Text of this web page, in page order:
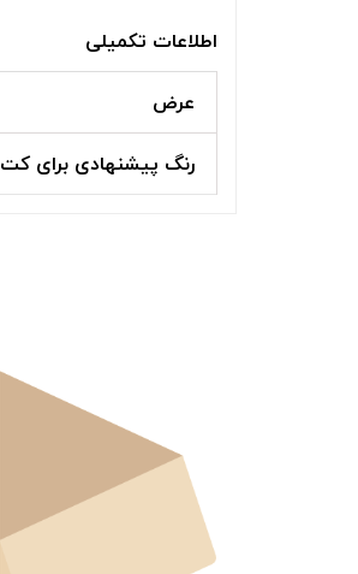
اطلاعات تکمیلی
عرض
رنگ پیشنهادی برای کت